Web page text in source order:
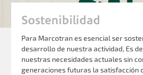
Sostenibilidad
Para Marcotran es esencial ser
desarrollo de nuestra actividad, Es
nuestras necesidades actuales sin
generaciones futuras la satisfacción